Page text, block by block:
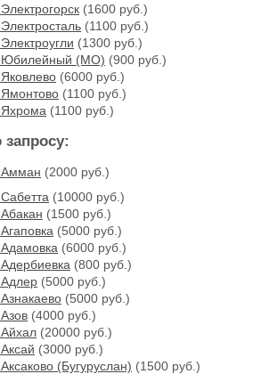
(1600 руб.)
(1100 руб.)
(1300 руб.)
Юбилейный (МО) (900 руб.)
(6000 руб.)
Ямонтово (1100 руб.)
Яхрома (1100 руб.)
запросу:
Амман (2000 руб.)
(10000 руб.)
(1500 руб.)
(5000 руб.)
Адамовка (6000 руб.)
(800 руб.)
Адлер (5000 руб.)
(5000 руб.)
(4000 руб.)
Айхал (20000 руб.)
(3000 руб.)
(Бугуруслан) (1500 руб.)